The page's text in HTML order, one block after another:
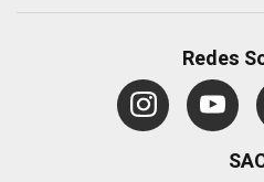
Redes